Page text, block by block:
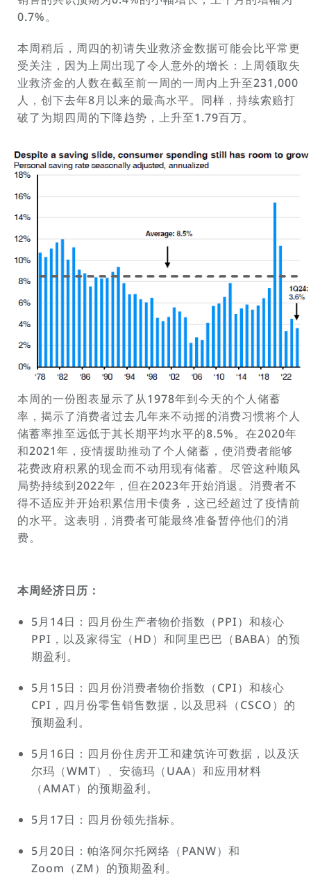
0.7%。
本周稍后，周四的初请失业救济金数据可能会比平常更
受关注，因为上周出现了令人意外的增长：上周领取失
业救济金的人数在截至前一周的一周内上升至231,000
人，创下去年8月以来的最高水平。同样，持续索赔打
破了为期四周的下降趋势，上升至1.79百万。
本周的一份图表显示了从1978年到今天的个人储蓄
率，揭示了消费者过去几年来不动摇的消费习惯将个人
储蓄率推至远低于其长期平均水平的8.5%。在2020年
和2021年，疫情援助推动了个人储蓄，使消费者能够
花费政府积累的现金而不动用现有储蓄。尽管这种顺风
局势持续到2022年，但在2023年开始消退。消费者不
得不适应并开始积累信用卡债务，这已经超过了疫情前
的水平。这表明，消费者可能最终准备暂停他们的消
费。
本周经济日历：
5月14日：四月份生产者物价指数（PPI）和核心
PPI，以及家得宝（HD）和阿里巴巴（BABA）的预
期盈利。
5月15日：四月份消费者物价指数（CPI）和核心
CPI，四月份零售销售数据，以及思科（CSCO）的
预期盈利。
5月16日：四月份住房开工和建筑许可数据，以及沃
尔玛（WMT）、安德玛（UAA）和应用材料
（AMAT）的预期盈利。
5月17日：四月份领先指标。
5月20日：帕洛阿尔托网络（PANW）和
Zoom（ZM）的预期盈利。